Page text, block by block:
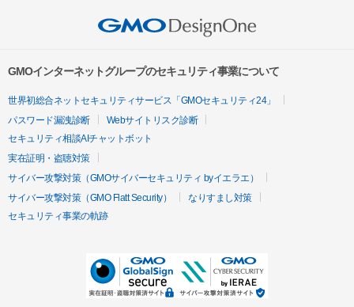
GMOインターネットグループのセキュリティ事業について
世界初総合ネットセキュリティサービス「GMOセキュリティ24」
パスワード漏洩診断
Webサイトリスク診断
セキュリティ相談AIチャットボット
実在証明・盗聴対策
サイバー攻撃対策（GMOサイバーセキュリティ byイエラエ）
サイバー攻撃対策（GMO Flatt Security）
なりすまし対策
セキュリティ事業の軌跡